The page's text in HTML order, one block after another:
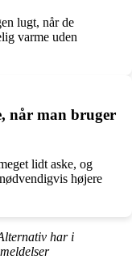
lugt, når de
varme uden
når man bruger
lidt aske, og
højere
har i